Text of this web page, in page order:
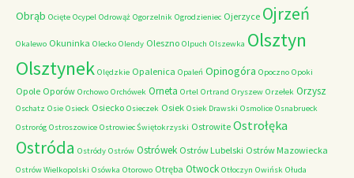
Obrąb Ocięte Ocypel Odrowąż Ogorzelnik Ogrodzieniec Ojerzyce Ojrzeń
Okalewo Okuninka Olecko Olendy Oleszno Olpuch Olszewka Olsztyn
Olsztynek Olędzkie Opalenica Opaleń Opinogóra Opoczno Opoki
Opole Oporów Orchowo Orchówek Orneta Ortel Ortrand Oryszew Orzełek Orzysz
Oschatz Osie Osieck Osiecko Osieczek Osiek Osiek Drawski Osmolice Osnabrueck
Ostroróg Ostroszowice Ostrowiec Świętokrzyski Ostrowite Ostrołęka
Ostróda Ostródy Ostrów Ostrówek Ostrów Lubelski Ostrów Mazowiecka
Ostrów Wielkopolski Osówka Otorowo Otręba Otwock Otłoczyn Owińsk Ołuda